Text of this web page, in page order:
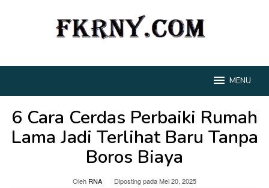
MENU
6 Cara Cerdas Perbaiki Rumah
Lama Jadi Terlihat Baru Tanpa
Boros Biaya
Oleh RNA Diposting padaMei 20, 2025